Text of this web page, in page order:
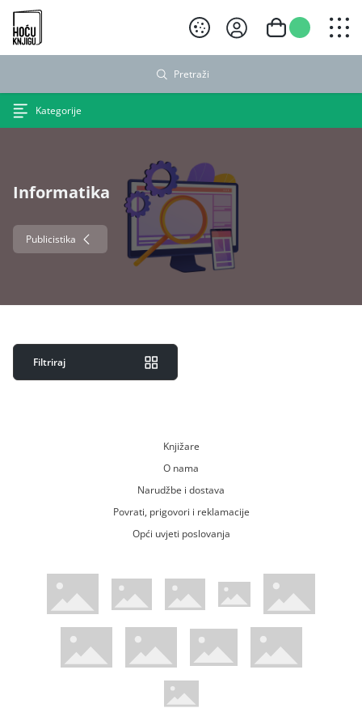
Hoću knjigu crni logo
Pretraži
Kategorije
Informatika
Publicistika
Filtriraj
Knjižare
O nama
Narudžbe i dostava
Povrati, prigovori i reklamacije
Opći uvjeti poslovanja
WsPay web stranicaMaestro web stranicaMastercard web stranicaAmerican Express web stranica
Visa web stranica
Diners web stranicaTrustwave certificiranoMastercard sigurnosni kod web
Pci Dss certificirano
Verified by Visa web stranica